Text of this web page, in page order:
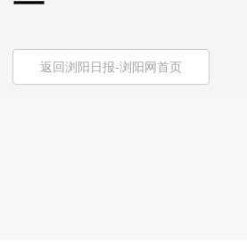
返回浏阳日报-浏阳网首页